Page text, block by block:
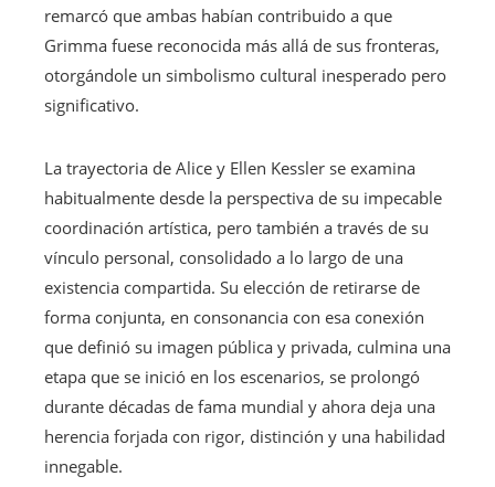
remarcó que ambas habían contribuido a que
Grimma fuese reconocida más allá de sus fronteras,
otorgándole un simbolismo cultural inesperado pero
significativo.
La trayectoria de Alice y Ellen Kessler se examina
habitualmente desde la perspectiva de su impecable
coordinación artística, pero también a través de su
vínculo personal, consolidado a lo largo de una
existencia compartida. Su elección de retirarse de
forma conjunta, en consonancia con esa conexión
que definió su imagen pública y privada, culmina una
etapa que se inició en los escenarios, se prolongó
durante décadas de fama mundial y ahora deja una
herencia forjada con rigor, distinción y una habilidad
innegable.